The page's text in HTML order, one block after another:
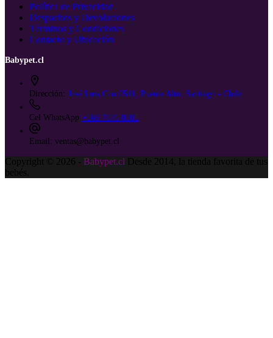
Política de Privacidad
Despachos y Devoluciones
Términos y Condiciones
Contacto y Ubicación
Babypet.cl
Dirección: José Luis Coo 0541, Puente Alto, Santiago - Chile.
Cel WhatsApp +569 7676 0385
Email: ventas@babypet.cl
Copyright © 2026 - Babypet.cl Desde 2014, la tienda favorita de tus
bebés.